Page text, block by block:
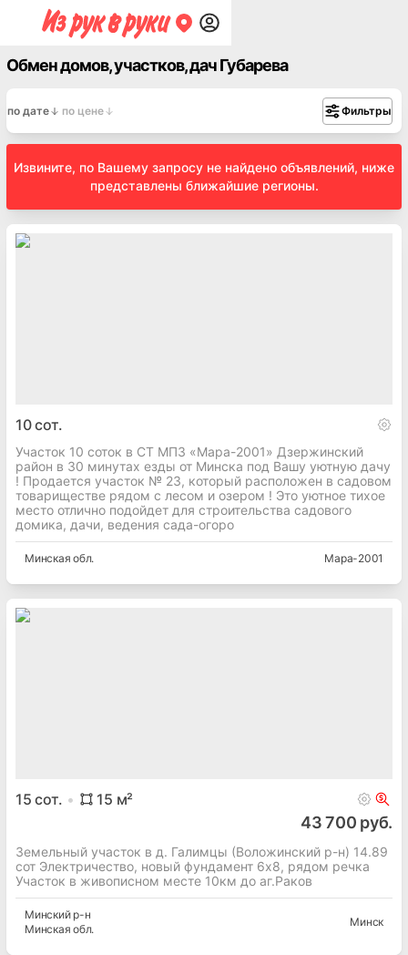
Обмен домов, участков, дач Губарева
по дате по цене Фильтры
Извините, по Вашему запросу не найдено объявлений, ниже
представлены ближайшие регионы.
10сот.
Участок 10 соток в СТ МПЗ «Мара-2001» Дзержинский
район в 30 минутах езды от Минска под Вашу уютную дачу
! Продается участок № 23, который расположен в садовом
товариществе рядом с лесом и озером ! Это уютное тихое
место отлично подойдет для строительства садового
домика, дачи, ведения сада-огоро
Минская обл. Мара-2001
15 сот. 15 м²
43 700 руб.
Земельный участок в д. Галимцы (Воложинский р-н) 14.89
сот Электричество, новый фундамент 6х8, рядом речка
Участок в живописном месте 10км до аг.Раков
Минскийр-н
Минская обл.
Минск